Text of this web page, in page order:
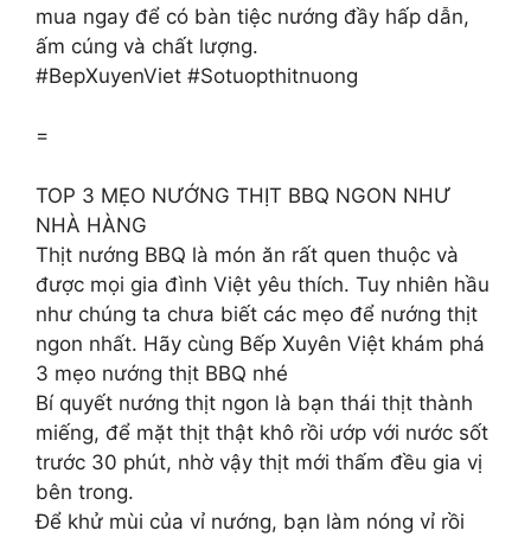
mua ngay để có bàn tiệc nướng đầy hấp dẫn,
ấm cúng và chất lượng.
#BepXuyenViet #Sotuopthitnuong
=
TOP 3 MẸO NƯỚNG THỊT BBQ NGON NHƯ
NHÀ HÀNG
Thịt nướng BBQ là món ăn rất quen thuộc và
được mọi gia đình Việt yêu thích. Tuy nhiên hầu
như chúng ta chưa biết các mẹo để nướng thịt
ngon nhất. Hãy cùng Bếp Xuyên Việt khám phá
3 mẹo nướng thịt BBQ nhé
Bí quyết nướng thịt ngon là bạn thái thịt thành
miếng, để mặt thịt thật khô rồi ướp với nước sốt
trước 30 phút, nhờ vậy thịt mới thấm đều gia vị
bên trong.
Để khử mùi của vỉ nướng, bạn làm nóng vỉ rồi